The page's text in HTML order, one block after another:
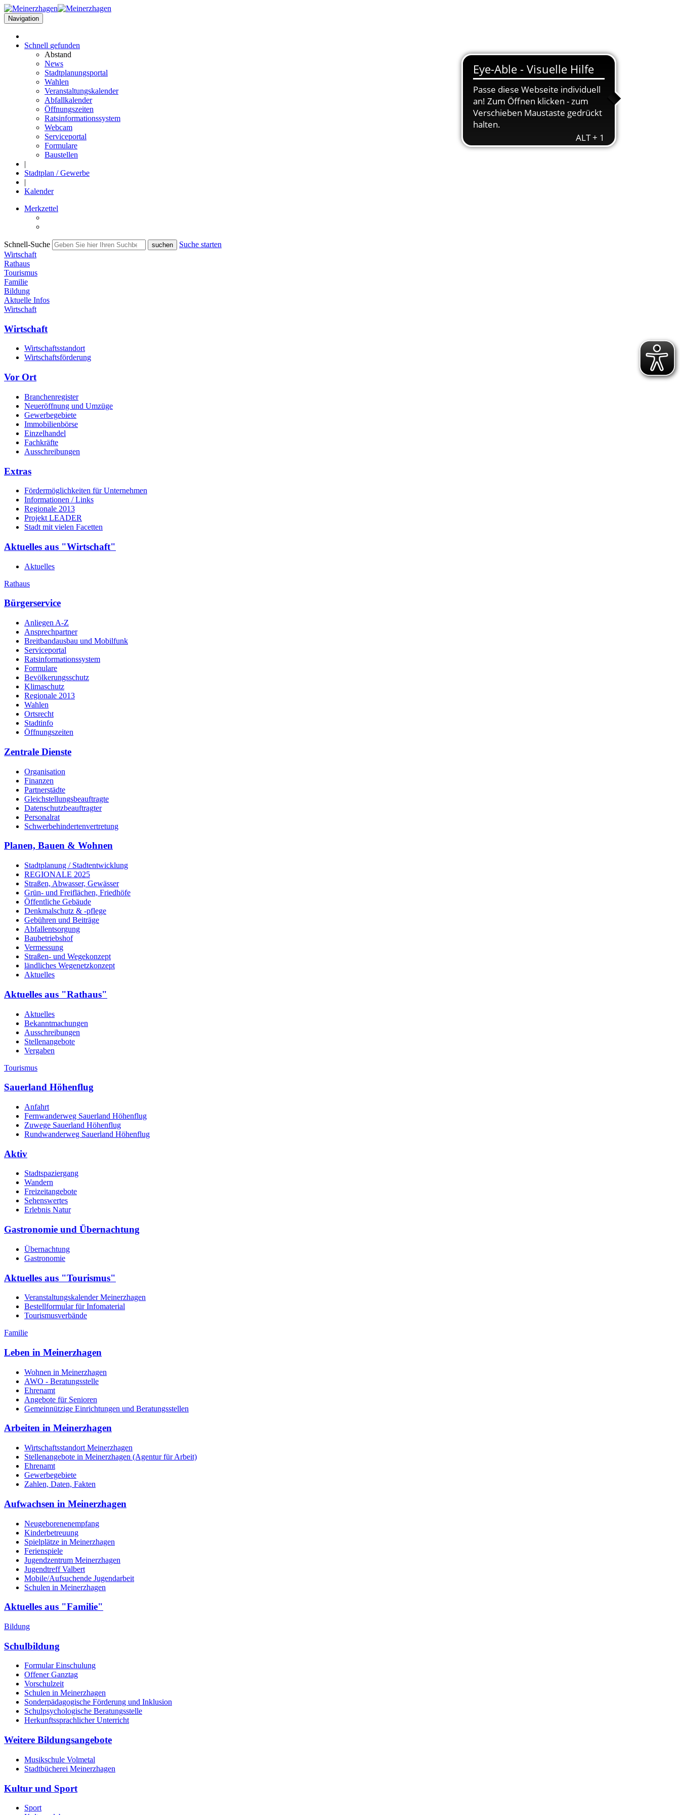
Navigation
Schnell gefunden
Abstand
News
Stadtplanungsportal
Wahlen
Veranstaltungskalender
Abfallkalender
Öffnungszeiten
Ratsinformationssystem
Webcam
Serviceportal
Formulare
Baustellen
|
Stadtplan / Gewerbe
|
Kalender
Merkzettel
Schnell-Suche
Suche starten
Wirtschaft
Rathaus
Tourismus
Familie
Bildung
Aktuelle Infos
Wirtschaft
Wirtschaft
Wirtschaftsstandort
Wirtschaftsförderung
Vor Ort
Branchenregister
Neueröffnung und Umzüge
Gewerbegebiete
Immobilienbörse
Einzelhandel
Fachkräfte
Ausschreibungen
Extras
Fördermöglichkeiten für Unternehmen
Informationen / Links
Regionale 2013
Projekt LEADER
Stadt mit vielen Facetten
Aktuelles aus "Wirtschaft"
Aktuelles
Rathaus
Bürgerservice
Anliegen A-Z
Ansprechpartner
Breitbandausbau und Mobilfunk
Serviceportal
Ratsinformationssystem
Formulare
Bevölkerungsschutz
Klimaschutz
Regionale 2013
Wahlen
Ortsrecht
Stadtinfo
Öffnungszeiten
Zentrale Dienste
Organisation
Finanzen
Partnerstädte
Gleichstellungsbeauftragte
Datenschutzbeauftragter
Personalrat
Schwerbehinderten­vertretung
Planen, Bauen & Wohnen
Stadtplanung / Stadtentwicklung
REGIONALE 2025
Straßen, Abwasser, Gewässer
Grün- und Freiflächen, Friedhöfe
Öffentliche Gebäude
Denkmalschutz & -pflege
Gebühren und Beiträge
Abfallentsorgung
Baubetriebshof
Vermessung
Straßen- und Wegekonzept
ländliches Wegenetzkonzept
Aktuelles
Aktuelles aus "Rathaus"
Aktuelles
Bekanntmachungen
Ausschreibungen
Stellenangebote
Vergaben
Tourismus
Sauerland Höhenflug
Anfahrt
Fernwanderweg Sauerland Höhenflug
Zuwege Sauerland Höhenflug
Rundwanderweg Sauerland Höhenflug
Aktiv
Stadtspaziergang
Wandern
Freizeitangebote
Sehenswertes
Erlebnis Natur
Gastronomie und Übernachtung
Übernachtung
Gastronomie
Aktuelles aus "Tourismus"
Veranstaltungskalender Meinerzhagen
Bestellformular für Infomaterial
Tourismusverbände
Familie
Leben in Meinerzhagen
Wohnen in Meinerzhagen
AWO - Beratungsstelle
Ehrenamt
Angebote für Senioren
Gemeinnützige Einrichtungen und Beratungsstellen
Arbeiten in Meinerzhagen
Wirtschaftsstandort Meinerzhagen
Stellenangebote in Meinerzhagen (Agentur für Arbeit)
Ehrenamt
Gewerbegebiete
Zahlen, Daten, Fakten
Aufwachsen in Meinerzhagen
Neugeborenenempfang
Kinderbetreuung
Spielplätze in Meinerzhagen
Ferienspiele
Jugendzentrum Meinerzhagen
Jugendtreff Valbert
Mobile/Aufsuchende Jugendarbeit
Schulen in Meinerzhagen
Aktuelles aus "Familie"
Bildung
Schulbildung
Formular Einschulung
Offener Ganztag
Vorschulzeit
Schulen in Meinerzhagen
Sonderpädagogische Förderung und Inklusion
Schulpsychologische Beratungsstelle
Herkunftssprachlicher Unterricht
Weitere Bildungsangebote
Musikschule Volmetal
Stadtbücherei Meinerzhagen
Kultur und Sport
Sport